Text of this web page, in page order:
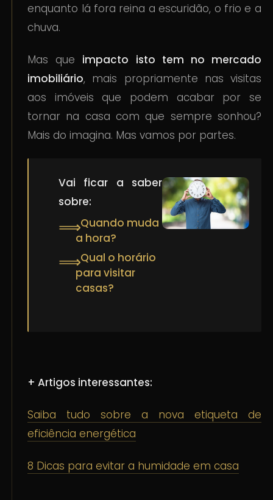
enquanto lá fora reina a escuridão, o frio e a
chuva.
Mas que impacto isto tem no mercado
imobiliário, mais propriamente nas visitas
aos imóveis que podem acabar por se
tornar na casa com que sempre sonhou?
Mais do imagina. Mas vamos por partes.
Vai ficar a saber
sobre:
⟹Quando muda
a hora?
⟹Qual o horário
para visitar
casas?
+ Artigos interessantes:
Saiba tudo sobre a nova etiqueta de
eficiência energética
8 Dicas para evitar a humidade em casa